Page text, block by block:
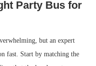
Party Bus for
but an expert
fast. Start by matching the